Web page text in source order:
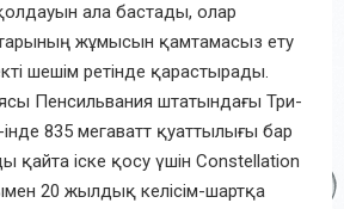
ала бастады, олар
жұмысын қамтамасыз ету
шешім ретінде қарастырады.
Пенсильвания штатындағы Три-
835 мегаватт қуаттылығы бар
қайта іске қосу үшін Constellation
20 жылдық келісім-шартқа